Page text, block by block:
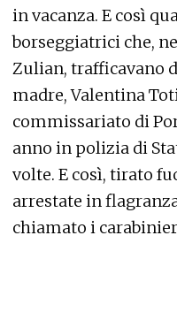
in vacanza. E così
borseggiatrici che,
Zulian, trafficavano
madre, Valentina
commissariato di
anno in polizia di
volte. E così, tirato
arrestate in
chiamato i